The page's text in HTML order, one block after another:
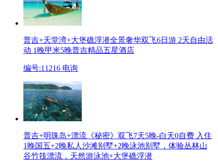
普吉+天堂湾+大堡礁浮潜全景奢华双飞6日游 2天自由活
动 1晚甲米5晚普吉精品五星酒店
编号:11216 电询
普吉+明珠岛+漂流《秘密》双飞7天5晚-白天0自费 入住
1晚国五+2晚私人沙滩别墅+2晚泳池别墅，体验丛林山
谷竹筏漂流，天然游泳池+大堡礁浮潜